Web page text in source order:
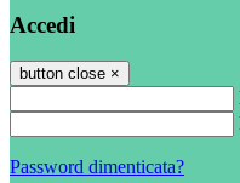
Accedi
button close ×
Password dimenticata?